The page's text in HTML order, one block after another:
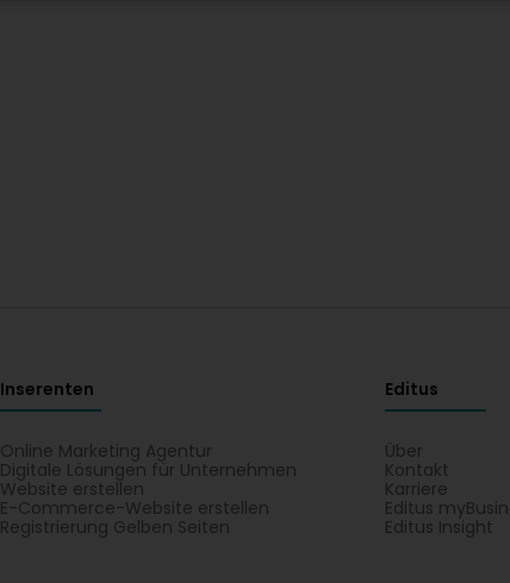
Inserenten
Online Marketing Agentur
Digitale Lösungen für Unternehmen
Website erstellen
E-Commerce-Website erstellen
Registrierung Gelben Seiten
Editus
Über
Kontakt
Karriere
Editus
Editus Insight